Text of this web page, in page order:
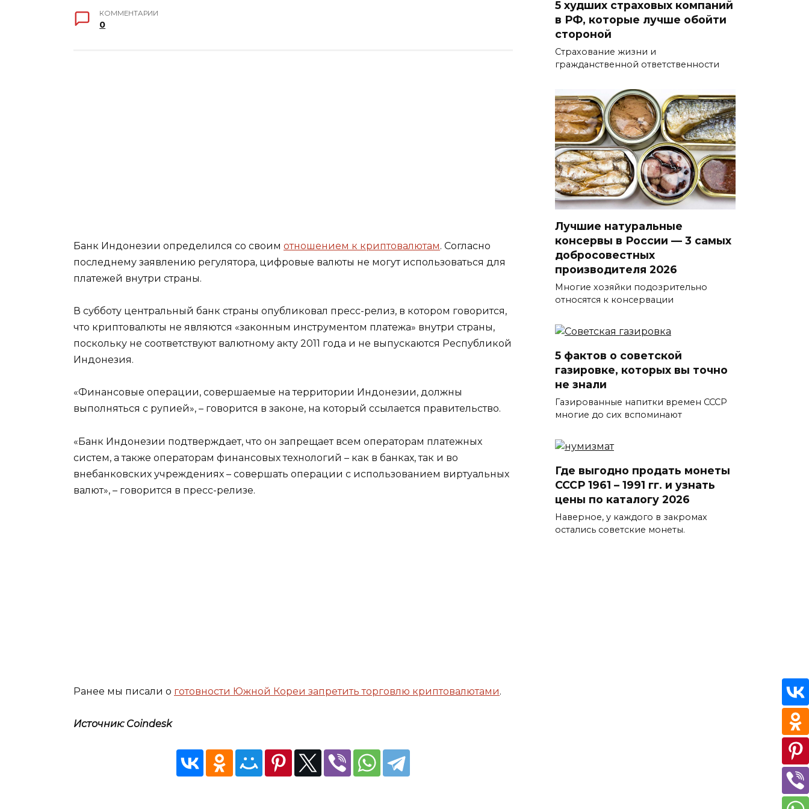
КОММЕНТАРИИ
0
Банк Индонезии определился со своим отношением к криптовалютам. Согласно
последнему заявлению регулятора, цифровые валюты не могут использоваться для
платежей внутри страны.
В субботу центральный банк страны опубликовал пресс-релиз, в котором говорится,
что криптовалюты не являются «законным инструментом платежа» внутри страны,
поскольку не соответствуют валютному акту 2011 года и не выпускаются Республикой
Индонезия.
«Финансовые операции, совершаемые на территории Индонезии, должны
выполняться с рупией», – говорится в законе, на который ссылается правительство.
«Банк Индонезии подтверждает, что он запрещает всем операторам платежных
систем, а также операторам финансовых технологий – как в банках, так и во
внебанковских учреждениях – совершать операции с использованием виртуальных
валют», – говорится в пресс-релизе.
Ранее мы писали о готовности Южной Кореи запретить торговлю криптовалютами.
Источник: Coindesk
5 худших страховых компаний
в РФ, которые лучше обойти
стороной
Страхование жизни и
гражданственной ответственности
Лучшие натуральные
консервы в России — 3 самых
добросовестных
производителя 2026
Многие хозяйки подозрительно
относятся к консервации
5 фактов о советской
газировке, которых вы точно
не знали
Газированные напитки времен СССР
многие до сих вспоминают
Где выгодно продать монеты
СССР 1961 – 1991 гг. и узнать
цены по каталогу 2026
Наверное, у каждого в закромах
остались советские монеты.